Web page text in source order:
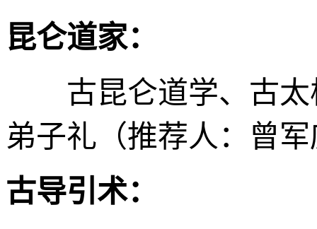
昆仑道家：
古昆仑道学、古太
弟子礼（推荐人：曾
古导引术：